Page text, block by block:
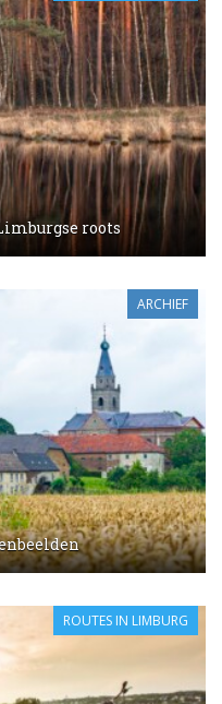
roots
ARCHIEF
ROUTES IN LIMBURG